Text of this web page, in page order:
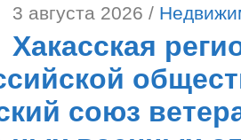
3 августа 2026 /
Хакасская
союз